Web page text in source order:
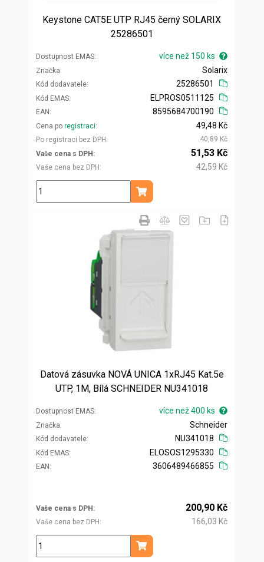
Keystone CAT5E UTP RJ45 černý SOLARIX
25286501
Dostupnost EMAS více než 150 ks
Značka
Kód dodavatele
Solarix
25286501
Kód EMAS
EAN
ELPROS0511125
8595684700190
Cena po registraci
Po registraci bez DPH
49,48 Kč
40,89 Kč
Vaše cena s DPH
Vaše cena bez DPH
51,53 Kč
42,59 Kč
ks
Přidat do košíku
Datová zásuvka NOVÁ UNICA 1xRJ45 Kat.5e
UTP, 1M, Bílá SCHNEIDER NU341018
Dostupnost EMAS více než 400 ks
Značka
Kód dodavatele
Schneider
NU341018
Kód EMAS
EAN
ELOSOS1295330
3606489466855
Vaše cena s DPH
Vaše cena bez DPH
200,90 Kč
166,03 Kč
ks
Přidat do košíku